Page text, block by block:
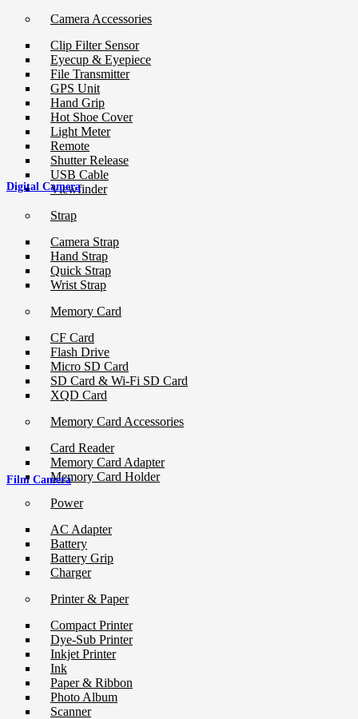
Camera Accessories
Clip Filter Sensor
Eyecup & Eyepiece
File Transmitter
GPS Unit
Hand Grip
Hot Shoe Cover
Light Meter
Remote
Shutter Release
USB Cable
Viewfinder
Strap
Camera Strap
Hand Strap
Quick Strap
Wrist Strap
Memory Card
CF Card
Flash Drive
Micro SD Card
SD Card & Wi-Fi SD Card
XQD Card
Memory Card Accessories
Card Reader
Memory Card Adapter
Memory Card Holder
Power
AC Adapter
Battery
Battery Grip
Charger
Printer & Paper
Compact Printer
Dye-Sub Printer
Inkjet Printer
Ink
Paper & Ribbon
Photo Album
Scanner
Digital Camera
Film Camera